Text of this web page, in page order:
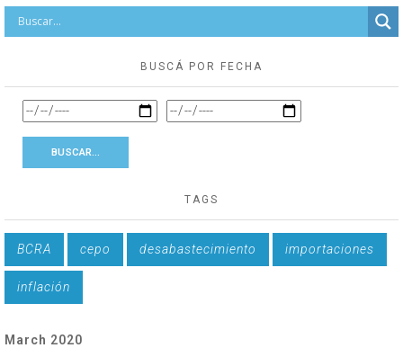
BUSCÁ POR FECHA
TAGS
BCRA cepo desabastecimiento importaciones
inflación
March 2020